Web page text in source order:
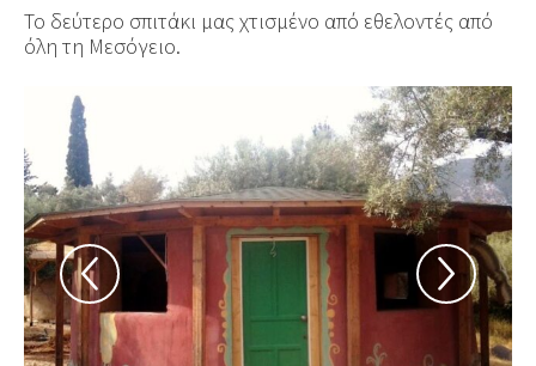
Το δεύτερο σπιτάκι μας χτισμένο από εθελοντές από
όλη τη Μεσόγειο.